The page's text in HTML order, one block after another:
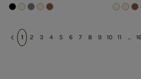
1 2 3 4 5 6 7 8 9 10 11 ... 16